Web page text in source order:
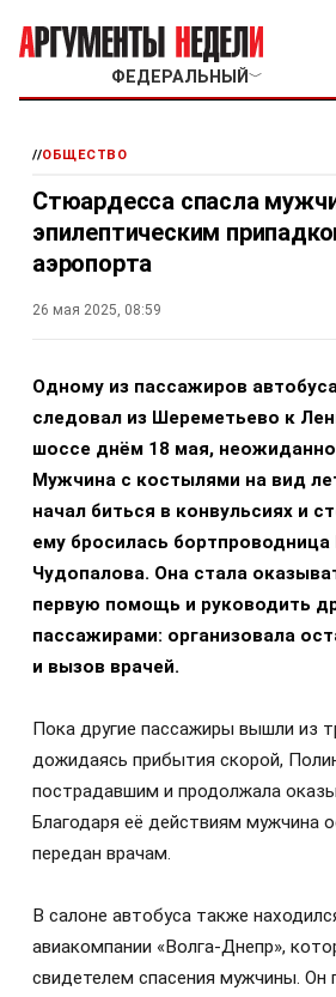
ФЕДЕРАЛЬНЫЙ ﹀
//ОБЩЕСТВО
Стюардесса спасла
эпилептическим
аэропорта
26 мая 2025, 08:59
Одному из пассажиров
следовал из Шереметьево к
шоссе днём 18 мая,
Мужчина с костылями на вид
начал биться в конвульсиях и
ему бросилась
Чудопалова. Она стала
первую помощь и руководить
пассажирами: организовала
и вызов врачей.
Пока другие пассажиры вышли из
дожидаясь прибытия скорой,
пострадавшим и продолжала
Благодаря её действиям мужчина
передан врачам.
В салоне автобуса также
авиакомпании «Волга-Днепр»,
свидетелем спасения мужчины. Он